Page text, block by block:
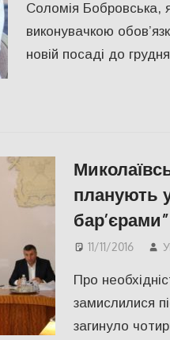
Соломія Бобровська,
виконувачкою
новій посаді до
планують
бар’єрами”
11/11/2016
Про
замислилися
загинуло